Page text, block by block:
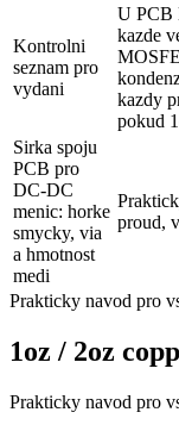
Kontrolni
seznam pro
vydani
U PCB
kazde
kazdy
pokud
Sirka spoju
PCB pro
DC-DC
menic: horke
smycky, via
a hmotnost
medi
proud,
Prakticky navod pro
1oz / 2oz
Prakticky navod pro